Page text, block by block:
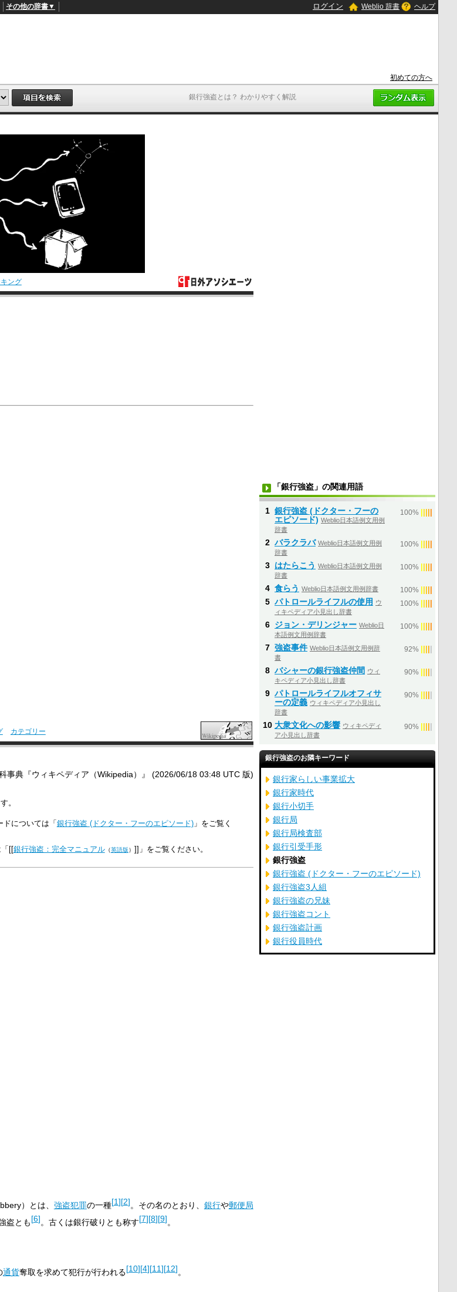
銀行強盗とは？ わかりやすく解説
その他の辞書▼ ログイン Weblio 辞書 ヘルプ
初めての方へ
ング
カテゴリー
事典『ウィキペディア（Wikipedia）』 (2026/06/18 03:48 UTC 版)
。
ドについては「 銀行強盗 (ドクター・フーのエピソード)」をご覧く
「[[銀行強盗：完全マニュアル（英語版） ]]」をご覧ください。
）とは、 強盗犯罪の一種[1][2]。その名のとおり、 銀行や郵便局
盗とも[6]。古くは銀行破りとも称す[7][8][9]。
通貨奪取を求めて犯行が行われる[10][4][11][12]。
「銀行強盗」の関連用語
1 銀行強盗 (ドクター・フーの
エピソード) Weblio日本語例文用例
辞書
100%
2 バラクラバ Weblio日本語例文用例
辞書
100%
3 はたらこう Weblio日本語例文用例
辞書
100%
4 食らう Weblio日本語例文用例辞書 100%
5 パトロールライフルの使用 ウ
ィキペディア小見出し辞書
100%
6 ジョン・デリンジャー Weblio日
本語例文用例辞書
100%
7 強盗事件 Weblio日本語例文用例辞
書
92%
8 バシャーの銀行強盗仲間 ウィ
キペディア小見出し辞書
90%
9 パトロールライフルオフィサ
ーの定義 ウィキペディア小見出し
辞書
90%
10 大衆文化への影響 ウィキペディ
ア小見出し辞書
90%
銀行強盗のお隣キーワード
銀行家らしい事業拡大
銀行家時代
銀行小切手
銀行局
銀行局検査部
銀行引受手形
銀行強盗
銀行強盗 (ドクター・フーのエピソード)
銀行強盗3人組
銀行強盗の兄妹
銀行強盗コント
銀行強盗計画
銀行役員時代